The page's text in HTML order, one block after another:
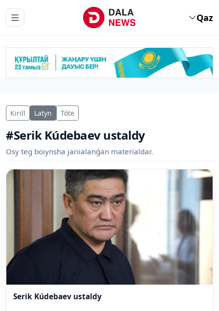
Qaz
Kirill Latyn Tóte
#Serik Kúdebaev ustaldy
Osy teg boiynsha jariialanǵan materialdar.
Serik Kúdebaev ustaldy